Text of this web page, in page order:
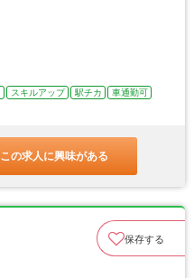
スキルアップ 駅チカ
車通勤可
この求人に興味がある
保存する